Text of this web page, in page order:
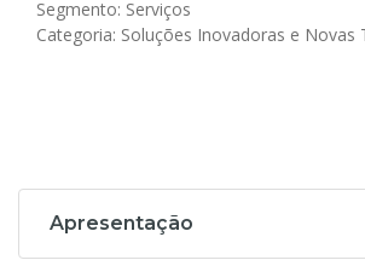
Segmento: Serviços
Categoria: Soluções Inovadoras e Novas
Apresentação